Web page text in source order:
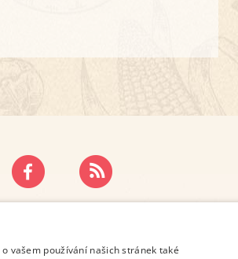
ÚDAJŮ
vašem používání našich stránek také